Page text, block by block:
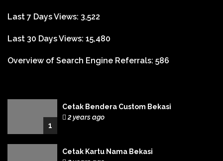
Last 7 Days Views: 3,522
Last 30 Days Views: 15,480
Overview of Search Engine Referrals: 586
1
Cetak Bendera Custom Bekasi
2 years ago
Cetak Kartu Nama Bekasi